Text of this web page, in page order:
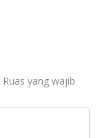
Ruas yang wajib